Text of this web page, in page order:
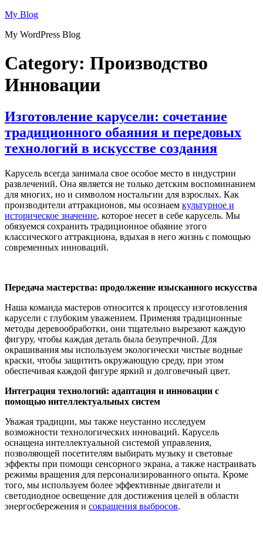
Skip
content
My Blog
My WordPress Blog
Category: Производство
Инновации
Изготовление карусели: сочетание
традиционного обаяния и передовых
технологий в искусстве создания
Карусель всегда занимала свое особое место в индустрии
развлечений. Она является не только детским воспоминанием
для многих, но и символом ностальгии для взрослых. Как
производители аттракционов, мы осознаем культурное и
историческое значение, которое несет в себе карусель. Мы
обязуемся сохранить традиционное обаяние этого
классического аттракциона, вдыхая в него жизнь с помощью
современных инноваций.
Передача мастерства: продолжение изысканного искусства
Наша команда мастеров относится к процессу изготовления
карусели с глубоким уважением. Применяя традиционные
методы деревообработки, они тщательно вырезают каждую
фигуру, чтобы каждая деталь была безупречной. Для
окрашивания мы используем экологически чистые водные
краски, чтобы защитить окружающую среду, при этом
обеспечивая каждой фигуре яркий и долговечный цвет.
Интеграция технологий: адаптация и инновации с
помощью интеллектуальных систем
Уважая традиции, мы также неустанно исследуем
возможности технологических инноваций. Карусель
оснащена интеллектуальной системой управления,
позволяющей посетителям выбирать музыку и световые
эффекты при помощи сенсорного экрана, а также настраивать
режимы вращения для персонализированного опыта. Кроме
того, мы используем более эффективные двигатели и
светодиодное освещение для достижения целей в области
энергосбережения и сокращения выбросов.